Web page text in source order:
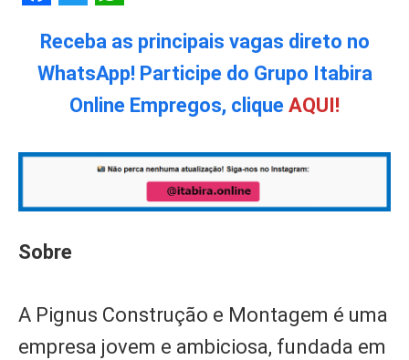
Receba as principais vagas direto no
WhatsApp! Participe do Grupo Itabira
Online Empregos, clique AQUI!
Sobre
A Pignus Construção e Montagem é uma
empresa jovem e ambiciosa, fundada em